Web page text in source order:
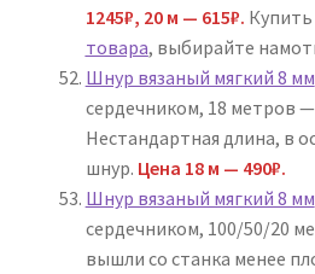
1245₽, 20 м — 615₽.
товара, выбирайте
Шнур вязаный мягкий 8 мм
сердечником, 18 метров
Нестандартная длина, в
шнур. Цена 18 м — 490₽.
Шнур вязаный мягкий 8 мм
сердечником, 100/50/20
вышли со станка менее